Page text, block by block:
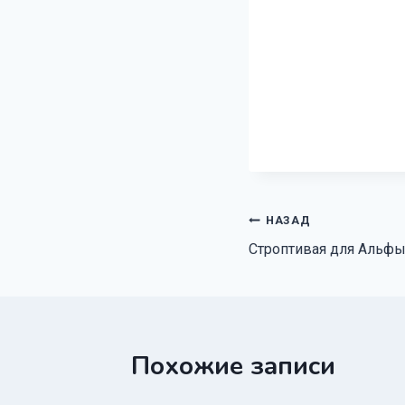
Навигация
по
НАЗАД
Строптивая для Альфы
Похожие записи